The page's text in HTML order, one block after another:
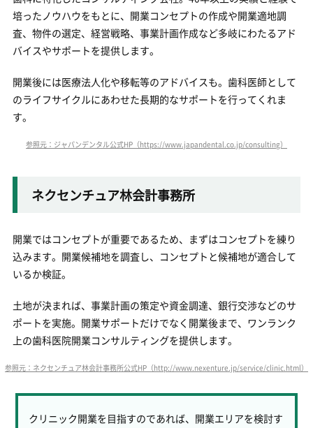
培ったノウハウをもとに、開業コンセプトの作成や開業適地調
査、物件の選定、経営戦略、事業計画作成など多岐にわたるアド
バイスやサポートを提供します。
開業後には医療法人化や移転等のアドバイスも。歯科医師として
のライフサイクルにあわせた長期的なサポートを行ってくれま
す。
参照元：ジャパンデンタル公式HP（https://www.japandental.co.jp/consulting）
ネクセンチュア林会計事務所
開業ではコンセプトが重要であるため、まずはコンセプトを練り
込みます。開業候補地を調査し、コンセプトと候補地が適合して
いるか検証。
土地が決まれば、事業計画の策定や資金調達、銀行交渉などのサ
ポートを実施。開業サポートだけでなく開業後まで、ワンランク
上の歯科医院開業コンサルティングを提供します。
参照元：ネクセンチュア林会計事務所公式HP（http://www.nexenture.jp/service/clinic.html）
クリニック開業を目指すのであれば、開業エリアを検討す